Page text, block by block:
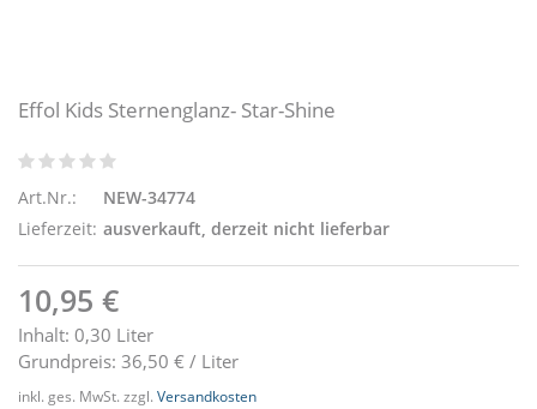
Effol Kids Sternenglanz- Star-Shine
Art.Nr.:
NEW-34774
Lieferzeit: ausverkauft, derzeit nicht lieferbar
10,95 €
Inhalt: 0,30 Liter
Grundpreis: 36,50 € / Liter
inkl. ges. MwSt. zzgl. Versandkosten